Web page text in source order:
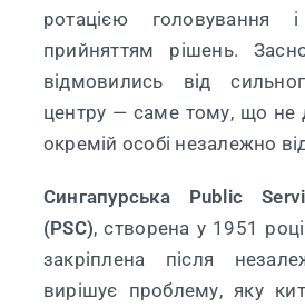
ротацією головування
прийняттям рішень.
відмовились від
центру — саме тому, що не
окремій особі незалежно від
Сингапурська Public
(PSC), створена у 1951
закріплена після
вирішує проблему, яку